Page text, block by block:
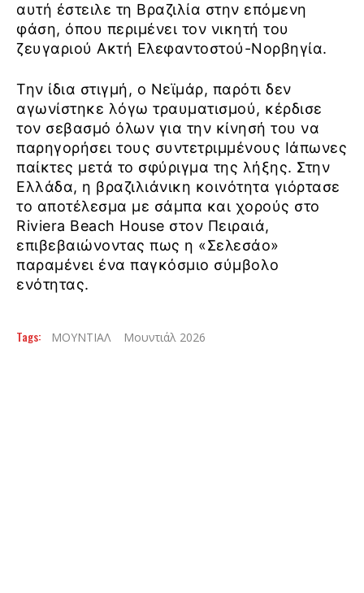
αυτή έστειλε τη Βραζιλία στην επόμενη
φάση, όπου περιμένει τον νικητή του
ζευγαριού Ακτή Ελεφαντοστού-Νορβηγία.
Την ίδια στιγμή, ο Νεϊμάρ, παρότι δεν
αγωνίστηκε λόγω τραυματισμού, κέρδισε
τον σεβασμό όλων για την κίνησή του να
παρηγορήσει τους συντετριμμένους Ιάπωνες
παίκτες μετά το σφύριγμα της λήξης. Στην
Ελλάδα, η βραζιλιάνικη κοινότητα γιόρτασε
το αποτέλεσμα με σάμπα και χορούς στο
Riviera Beach House στον Πειραιά,
επιβεβαιώνοντας πως η «Σελεσάο»
παραμένει ένα παγκόσμιο σύμβολο
ενότητας.
Tags: ΜΟΥΝΤΙΑΛ Μουντιάλ 2026